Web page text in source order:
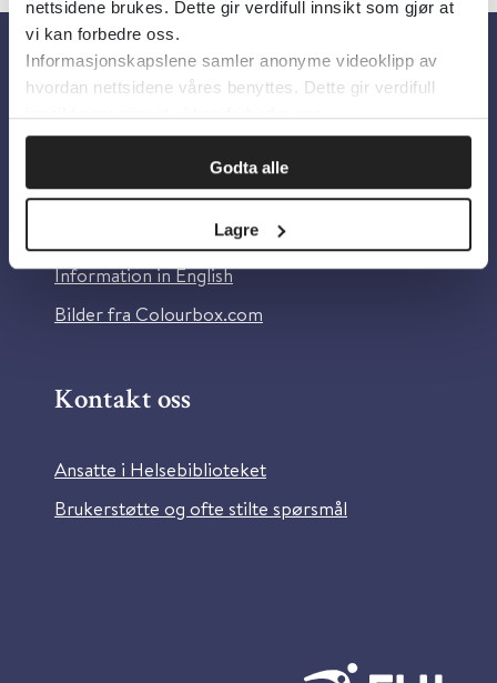
nettsidene brukes. Dette gir verdifull innsikt som gjør at
vi kan forbedre oss.
Informasjonskapslene samler anonyme videoklipp av
hvordan nettsidene våres benyttes. Dette gir verdifull
innsikt som gjør at vi kan forbedre oss.
Godta alle
Lagre
Om oss
Om Helsebiblioteket
Personvern og informasjonskapsler
Tilgjengelighetserklæring
Information in English
Bilder fra Colourbox.com
Kontakt oss
Ansatte i Helsebiblioteket
Brukerstøtte og ofte stilte spørsmål